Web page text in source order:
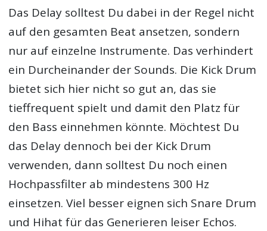
Das Delay solltest Du dabei in der Regel nicht
auf den gesamten Beat ansetzen, sondern
nur auf einzelne Instrumente. Das verhindert
ein Durcheinander der Sounds. Die Kick Drum
bietet sich hier nicht so gut an, das sie
tieffrequent spielt und damit den Platz für
den Bass einnehmen könnte. Möchtest Du
das Delay dennoch bei der Kick Drum
verwenden, dann solltest Du noch einen
Hochpassfilter ab mindestens 300 Hz
einsetzen. Viel besser eignen sich Snare Drum
und Hihat für das Generieren leiser Echos.